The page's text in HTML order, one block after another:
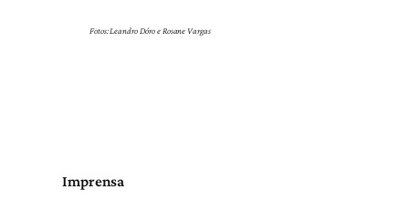
Fotos: Leandro Dóro e Rosane Vargas
Imprensa